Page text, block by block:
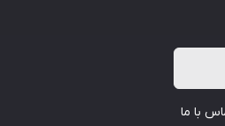
با ما